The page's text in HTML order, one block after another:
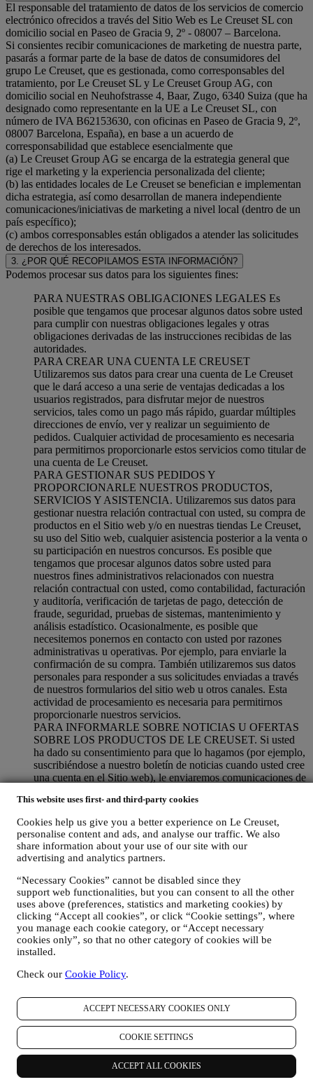
This website uses first- and third-party cookies
Cookies help us give you a better experience on Le Creuset,
personalise content and ads, and analyse our traffic. We also
share information about your use of our site with our
advertising and analytics partners.
“Necessary Cookies” cannot be disabled since they
support web functionalities, but you can consent to all the other
uses above (preferences, statistics and marketing cookies) by
clicking “Accept all cookies”, or click “Cookie settings”, where
you manage each cookie category, or “Accept necessary
cookies only”, so that no other category of cookies will be
installed.
Check our Cookie Policy.
ACCEPT NECESSARY COOKIES ONLY
COOKIE SETTINGS
ACCEPT ALL COOKIES
El responsable del tratamiento de datos de los servicios de comercio
electrónico ofrecidos a través del Sitio Web es Le Creuset SL con
domicilio social en Paseo de Gracia 9, 2º - 08007 – Barcelona.
Si consientes recibir comunicaciones de marketing de nuestra parte,
pasarás a formar parte de la base de datos de consumidores del
grupo Le Creuset, que es gestionada, como corresponsables del
tratamiento, por Le Creuset SL y Le Creuset Group AG, con
domicilio social en Neuhofstrasse 4, Baar, Zugo, 6340 Suiza (que ha
designado como representante en la UE a Le Creuset SL, con
número de IVA B62153630, con oficinas en Paseo de Gracia 9, 2º,
08007 Barcelona, España), en base a un acuerdo de
corresponsabilidad que establece esencialmente que
(a) Le Creuset Group AG se encarga de la estrategia general que
rige el marketing y la experiencia personalizada del cliente;
(b) las entidades locales de Le Creuset se benefician e implementan
dicha estrategia, así como desarrollan de manera independiente
comunicaciones/iniciativas de marketing a nivel local (dentro de un
país específico);
(c) ambos corresponsables están obligados a atender las solicitudes
de derechos de los interesados.
3. ¿POR QUÉ RECOPILAMOS ESTA INFORMACIÓN?
Podemos procesar sus datos para los siguientes fines:
PARA NUESTRAS OBLIGACIONES LEGALES Es
posible que tengamos que procesar algunos datos sobre usted
para cumplir con nuestras obligaciones legales y otras
obligaciones derivadas de las instrucciones recibidas de las
autoridades.
PARA CREAR UNA CUENTA LE CREUSET
Utilizaremos sus datos para crear una cuenta de Le Creuset
que le dará acceso a una serie de ventajas dedicadas a los
usuarios registrados, para disfrutar mejor de nuestros
servicios, tales como un pago más rápido, guardar múltiples
direcciones de envío, ver y realizar un seguimiento de
pedidos. Cualquier actividad de procesamiento es necesaria
para permitirnos proporcionarle estos servicios como titular de
una cuenta de Le Creuset.
PARA GESTIONAR SUS PEDIDOS Y
PROPORCIONARLE NUESTROS PRODUCTOS,
SERVICIOS Y ASISTENCIA. Utilizaremos sus datos para
gestionar nuestra relación contractual con usted, su compra de
productos en el Sitio web y/o en nuestras tiendas Le Creuset,
su uso del Sitio web, cualquier asistencia posterior a la venta o
su participación en nuestros concursos. Es posible que
tengamos que procesar algunos datos sobre usted para
nuestros fines administrativos relacionados con nuestra
relación contractual con usted, como contabilidad, facturación
y auditoría, verificación de tarjetas de pago, detección de
fraude, seguridad, pruebas de sistemas, mantenimiento y
análisis estadístico. Ocasionalmente, es posible que
necesitemos ponernos en contacto con usted por razones
administrativas u operativas. Por ejemplo, para enviarle la
confirmación de su compra. También utilizaremos sus datos
personales para responder a sus solicitudes enviadas a través
de nuestros formularios del sitio web u otros canales. Esta
actividad de procesamiento es necesaria para permitirnos
proporcionarle nuestros servicios.
PARA INFORMARLE SOBRE NOTICIAS U OFERTAS
SOBRE LOS PRODUCTOS DE LE CREUSET. Si usted
ha dado su consentimiento para que lo hagamos (por ejemplo,
suscribiéndose a nuestro boletín de noticias cuando usted cree
una cuenta en el Sitio web), le enviaremos comunicaciones de
relacionadas con Le Creuset promovidas por sus filiales del
sus preferencias. Nos comunicaremos con usted por correo
electrónico, SMS o redes sociales, pero también mediante
medios automatizados. Dichas comunicaciones se
relacionarán con los productos de Le Creuset o con las nuevas
aperturas de tiendas, eventos exclusivos, concursos,
encuestas, demostraciones organizadas por Le Creuset u
ofertas especiales que le puedan gustar. Estas comunicaciones
pueden seleccionarse o adaptarse para usted en función de los
detalles que tenemos sobre usted, como su ubicación o su
historial de compras, o las preferencias de nuestros productos.
Usaremos sus datos para comprender mejor sus intereses. Esto
hacerlas más relevantes e interesantes. No será utilizada para
apertura de correo electrónico y clics utilizando tecnologías
estándar de la industria (incluidos los píxeles de seguimiento
en los correos electrónicos) para ayudarnos a monitorizar
nuestros boletines informativos. Este procesamiento se basa
en su consentimiento para recibir comunicaciones de
marketing personalizadas de nuestra parte. La opción de
suscripción se puede ejercer en los puntos donde se recopila